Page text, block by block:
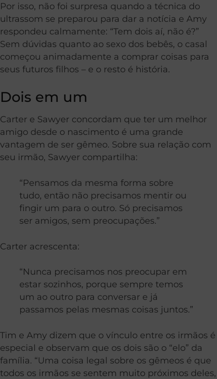
Por isso, não foi surpresa quando a técnica do
ultrassom se preparou para dar a notícia e Amy
respondeu calmamente: “Tem dois aí, não é?”
Sem dúvidas quanto ao sexo dos bebês, o casal
começou animadamente a comprar coisas para
seus futuros filhos – e o resto é história.
Dois em um
Carter e Sawyer concordam que ter um melhor
amigo desde o nascimento é uma grande
vantagem de ser gêmeo. Sobre sua relação com
seu irmão, Sawyer compartilha:
“Pensamos da mesma forma sobre
tudo, então não precisamos mentir ou
fingir um para o outro. Só precisamos
ser amigos, sem preocupações.”
Carter acrescenta:
“Nunca precisamos nos preocupar em
estar sozinhos, porque sempre temos
um ao outro para conversar e já
passamos pelas mesmas coisas juntos.”
Tim e Amy dizem que o vínculo entre os irmãos é
especial e observam que os dois são o “elo” da
família. “Uma coisa legal sobre os gêmeos é que
todos os irmãos se sentem muito próximos deles,